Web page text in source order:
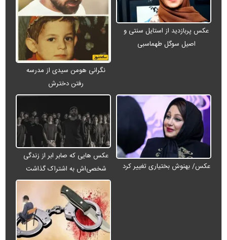
عکس پربازدید از استایل سنتی و
اصیل سوگل طهماسبی
نگرانی هومن سیدی از مدرسه
رفتن دخترش
عکس/ بهنوش بختیاری تغییر کرد
عکس هایی که صابر ابر از زندگی
شخصی‌اش به اشتراک گذاشت